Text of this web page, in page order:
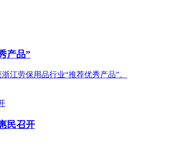
产品”
江劳保用品行业“推荐优秀产品”。
民召开